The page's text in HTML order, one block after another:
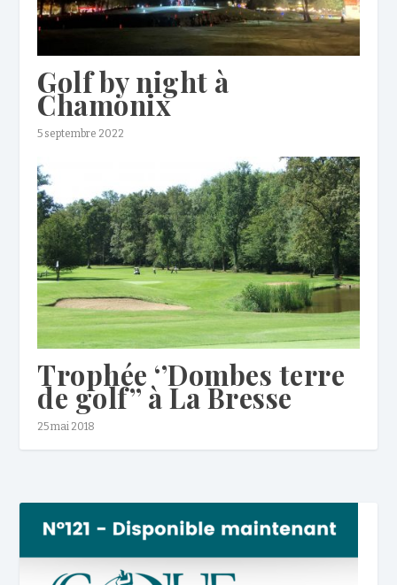
Golf by night à
Chamonix
5 septembre 2022
Trophée ‘’Dombes terre
de golf’’ à La Bresse
25 mai 2018